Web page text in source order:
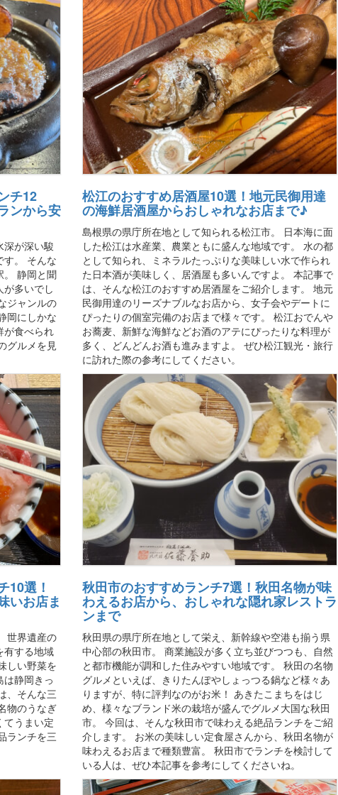
チ12
ンから安
深が深い駿
す。 そんな
。 静岡と聞
多いでし
ジャンルの
岡にしかな
が食べられ
グルメを見
松江のおすすめ居酒屋10選！地元民御用達
の海鮮居酒屋からおしゃれなお店まで♪
島根県の県庁所在地として知られる松江市。 日本海に面
した松江は水産業、農業ともに盛んな地域です。 水の都
として知られ、ミネラルたっぷりな美味しい水で作られ
た日本酒が美味しく、居酒屋も多いんですよ。 本記事で
は、そんな松江のおすすめ居酒屋をご紹介します。 地元
民御用達のリーズナブルなお店から、女子会やデートに
ぴったりの個室完備のお店まで様々です。 松江おでんや
お蕎麦、新鮮な海鮮などお酒のアテにぴったりな料理が
多く、どんどんお酒も進みますよ。 ぜひ松江観光・旅行
に訪れた際の参考にしてください。
10選！
いお店ま
世界遺産の
有する地域
しい野菜を
静岡きっ
、そんな三
物のうなぎ
てうまい定
ランチを三
秋田市のおすすめランチ7選！秋田名物が味
わえるお店から、おしゃれな隠れ家レストラ
ンまで
秋田県の県庁所在地として栄え、新幹線や空港も揃う県
中心部の秋田市。 商業施設が多く立ち並びつつも、自然
と都市機能が調和した住みやすい地域です。 秋田の名物
グルメといえば、きりたんぽやしょっつる鍋など様々あ
りますが、特に評判なのがお米！ あきたこまちをはじ
め、様々なブランド米の栽培が盛んでグルメ大国な秋田
市。 今回は、そんな秋田市で味わえる絶品ランチをご紹
介します。 お米の美味しい定食屋さんから、秋田名物が
味わえるお店まで種類豊富。 秋田市でランチを検討して
いる人は、ぜひ本記事を参考にしてくださいね。